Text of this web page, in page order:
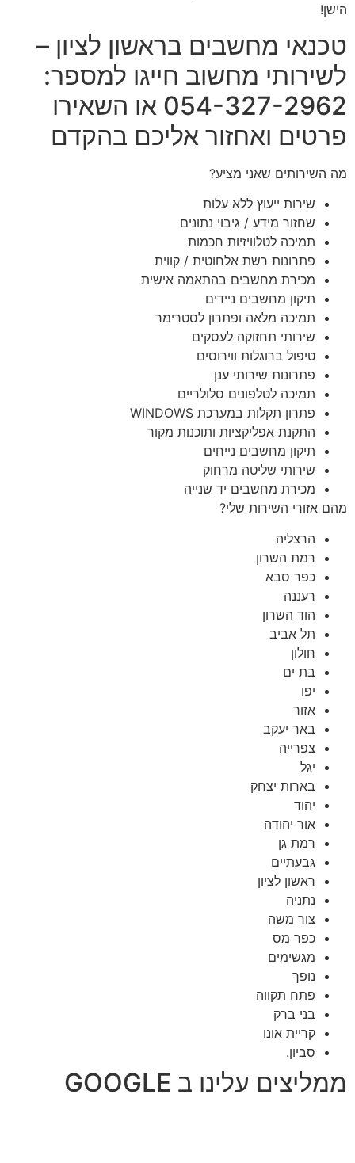
הישן!
טכנאי מחשבים בראשון לציון –
לשירותי מחשוב חייגו למספר:
054-327-2962 או השאירו
פרטים ואחזור אליכם בהקדם
מה השירותים שאני מציע?
שירות ייעוץ ללא עלות
שחזור מידע / גיבוי נתונים
תמיכה לטלוויזיות חכמות
פתרונות רשת אלחוטית / קווית
מכירת מחשבים בהתאמה אישית
תיקון מחשבים ניידים
תמיכה מלאה ופתרון לסטרימר
שירותי תחזוקה לעסקים
טיפול ברוגלות ווירוסים
פתרונות שירותי ענן
תמיכה לטלפונים סלולריים
פתרון תקלות במערכת WINDOWS
התקנת אפליקציות ותוכנות מקור
תיקון מחשבים נייחים
שירותי שליטה מרחוק
מכירת מחשבים יד שנייה
מהם אזורי השירות שלי?
הרצליה
רמת השרון
כפר סבא
רעננה
הוד השרון
תל אביב
חולון
בת ים
יפו
אזור
באר יעקב
צפרייה
יגל
בארות יצחק
יהוד
אור יהודה
רמת גן
גבעתיים
ראשון לציון
נתניה
צור משה
כפר מס
מגשימים
נופך
פתח תקווה
בני ברק
קריית אונו
סביון.
ממליצים עלינו ב GOOGLE